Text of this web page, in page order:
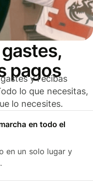
pagos
y recibas
lo que necesitas,
lo necesites.
en todo el
en un solo lugar y